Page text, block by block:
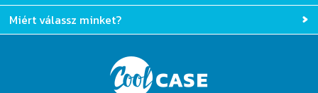
Miért válassz minket?